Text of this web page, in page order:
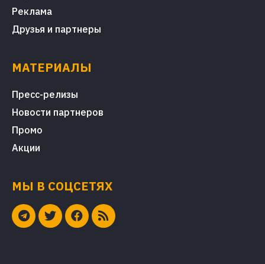
Реклама
Друзья и партнеры
МАТЕРИАЛЫ
Пресс-релизы
Новости партнеров
Промо
Акции
МЫ В СОЦСЕТЯХ